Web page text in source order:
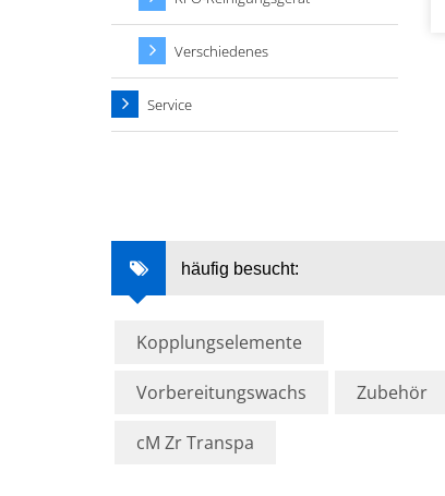
Verschiedenes
Service
häufig besucht:
Kopplungselemente
Vorbereitungswachs Zubehör
cM Zr Transpa